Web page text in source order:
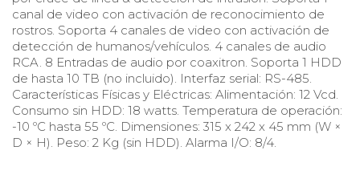
canal de video con activación de reconocimiento de
rostros. Soporta 4 canales de video con activación de
detección de humanos/vehículos. 4 canales de audio
RCA. 8 Entradas de audio por coaxitron. Soporta 1 HDD
de hasta 10 TB (no incluido). Interfaz serial: RS-485.
Características Físicas y Eléctricas: Alimentación: 12 Vcd.
Consumo sin HDD: 18 watts. Temperatura de operación:
-10 ºC hasta 55 ºC. Dimensiones: 315 x 242 x 45 mm (W ×
D × H). Peso: 2 Kg (sin HDD). Alarma I/O: 8/4.